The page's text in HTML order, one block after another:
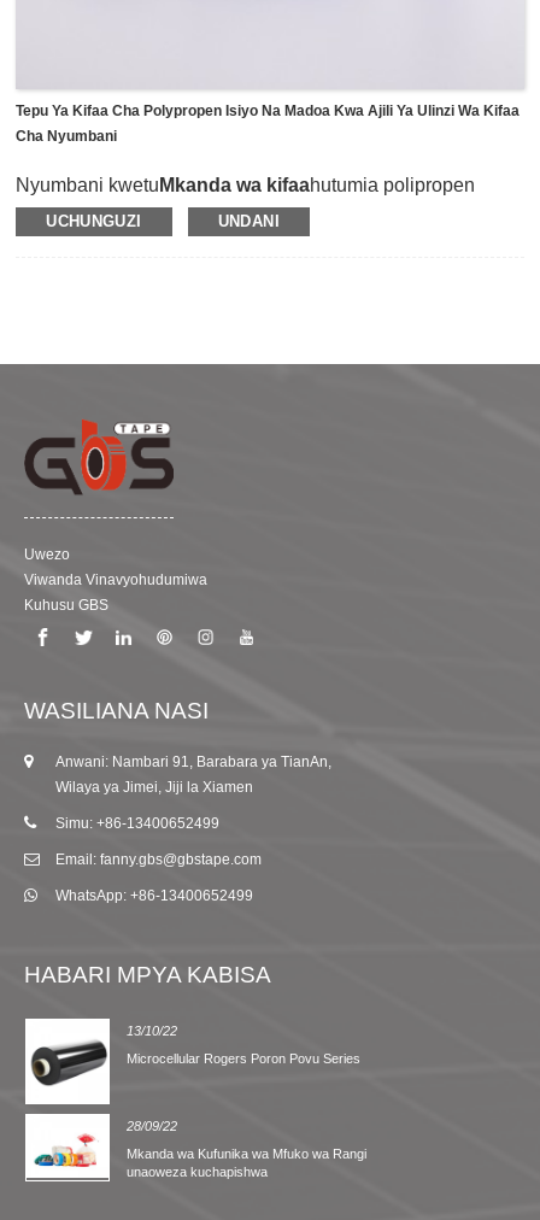
Tepu Ya Kifaa Cha Polypropen Isiyo Na Madoa Kwa Ajili Ya Ulinzi Wa Kifaa
Cha Nyumbani
Nyumbani kwetu Mkanda wa kifaahutumia polipropen
iliyoimarishwa kudumu kama mbebaji na kufunikwa na
gundi ya mpira asilia isiyo na madoa.Ni muundo maalum
na kushikilia kifaa.Kando na hayo, inaweza kuondolewa
tuna rangi nne kwa chaguzi: nyeupe, rangi ya bluu, giza
bluu na kahawia.
UCHUNGUZI UNDANI
Uwezo
Viwanda Vinavyohudumiwa
Kuhusu GBS
WASILIANA NASI
Anwani: Nambari 91, Barabara ya TianAn,
Wilaya ya Jimei, Jiji la Xiamen
Simu: +86-13400652499
Email: fanny.gbs@gbstape.com
WhatsApp: +86-13400652499
HABARI MPYA KABISA
13/10/22
Microcellular Rogers Poron Povu Series
28/09/22
Mkanda wa Kufunika wa Mfuko wa Rangi
unaoweza kuchapishwa